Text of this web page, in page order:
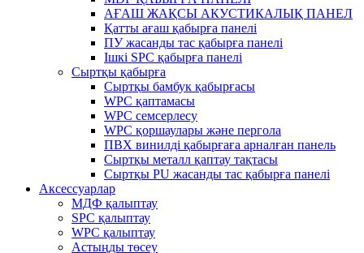
АҒАШ ЖАҚСЫ АКУСТИКАЛЫҚ ПАНЕЛ
Қатты ағаш қабырға панелі
ПУ жасанды тас қабырға панелі
Ішкі SPC қабырға панелі
Сыртқы қабырға
Сыртқы бамбук қабырғасы
WPC қаптамасы
WPC семсерлесу
WPC қоршаулары және пергола
ПВХ винилді қабырғаға арналған панель
Сыртқы металл қаптау тақтасы
Сыртқы PU жасанды тас қабырға панелі
Аксессуарлар
МДФ қалыптау
SPC қалыптау
WPC қалыптау
Астыңды төсеу